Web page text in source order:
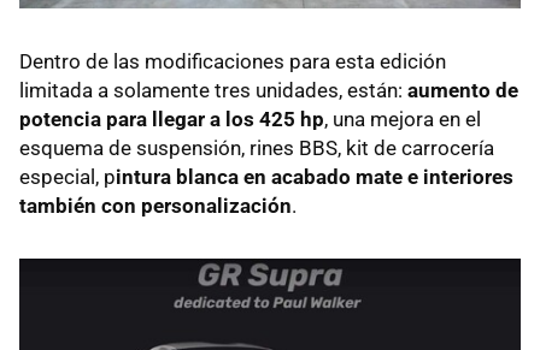
Dentro de las modificaciones para esta edición
limitada a solamente tres unidades, están: aumento de
potencia para llegar a los 425 hp, una mejora en el
esquema de suspensión, rines BBS, kit de carrocería
especial, pintura blanca en acabado mate e interiores
también con personalización.